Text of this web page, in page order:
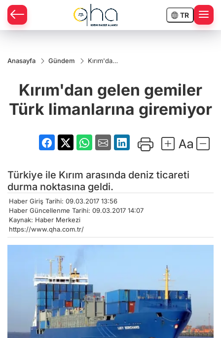
TR
Anasayfa Gündem
Kırım'dan
limanlarına
giremiyor
Kırım'dan gelen gemiler
Türk limanlarına giremiyor
Türkiye ile Kırım arasında deniz ticareti
durma noktasına geldi.
Haber Giriş Tarihi: 09.03.2017 13:56
Haber Güncellenme Tarihi: 09.03.2017 14:07
Kaynak: Haber Merkezi
https://www.qha.com.tr/